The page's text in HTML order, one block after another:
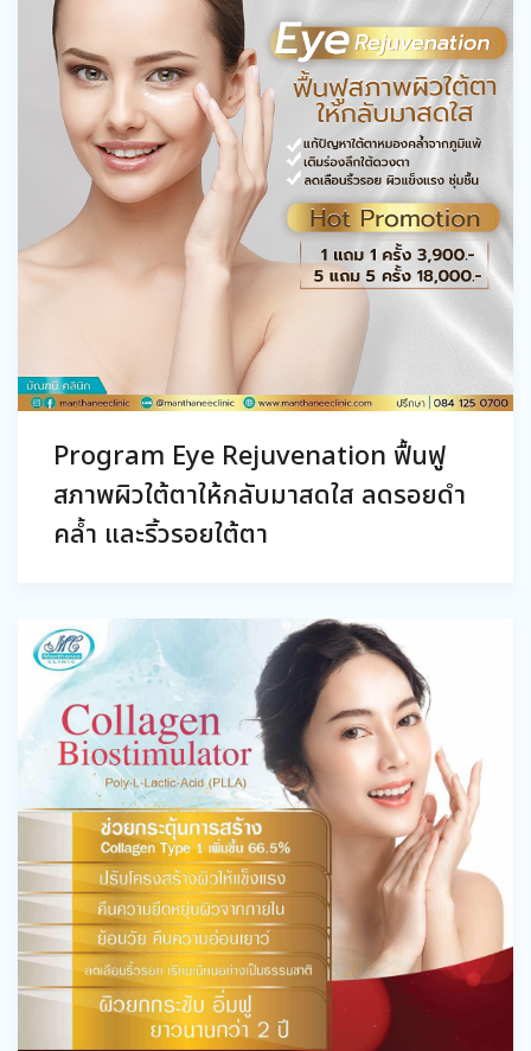
Program Eye Rejuvenation ฟื้นฟู
สภาพผิวใต้ตาให้กลับมาสดใส ลดรอยดำ
คล้ำ และริ้วรอยใต้ตา